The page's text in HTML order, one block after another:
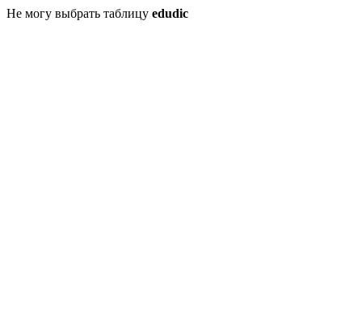
Не могу выбрать таблицу edudic